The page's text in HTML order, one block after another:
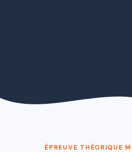
ÉPREUVE THÉORIQUE